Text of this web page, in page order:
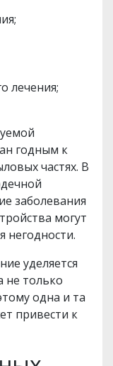
лечения;
годным к
частях. В
заболевания
могут
негодности.
уделяется
только
одна и та
привести к